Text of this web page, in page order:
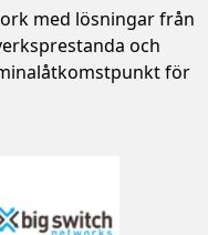
med lösningar från
och
för